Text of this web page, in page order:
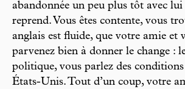
abandonnée un peu plus tôt avec
reprend. Vous êtes contente, vous
anglais est fluide, que votre amie et
parvenez bien à donner le change :
politique, vous parlez des
États-Unis. Tout d’un coup, votre